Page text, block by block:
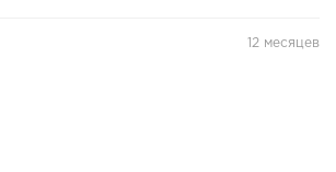
12 месяцев